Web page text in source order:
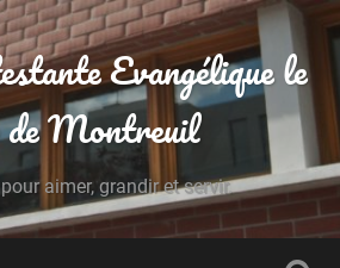
Evangélique le
de Montreuil
aimer, grandir et servir.